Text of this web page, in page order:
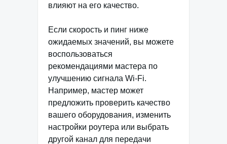
влияют на его качество.
Если скорость и пинг ниже
ожидаемых значений, вы можете
воспользоваться
рекомендациями мастера по
улучшению сигнала Wi-Fi.
Например, мастер может
предложить проверить качество
вашего оборудования, изменить
настройки роутера или выбрать
другой канал для передачи